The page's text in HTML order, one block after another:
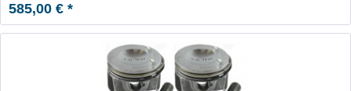
585,00 € *